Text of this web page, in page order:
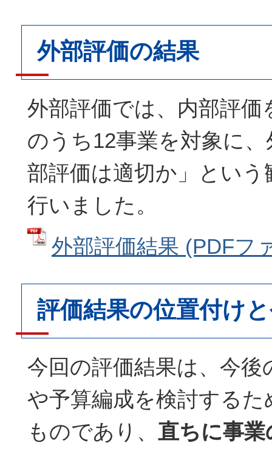
外部評価の結果
外部評価では、内部評価
のうち12事業を対象に
部評価は適切か」という
行いました。
外部評価結果 (PDFフ
評価結果の位置付け
今回の評価結果は、今後
や予算編成を検討する
ものであり、 直ちに事